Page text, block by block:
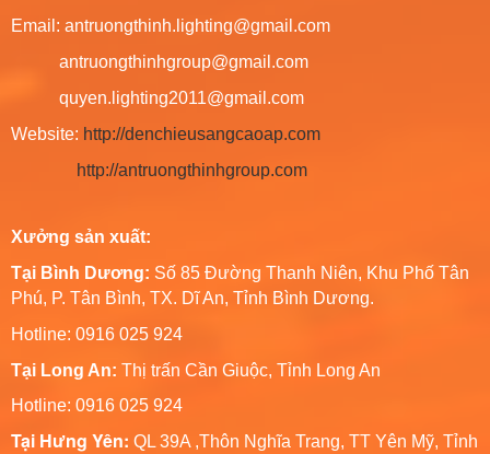
Email: antruongthinh.lighting@gmail.com
antruongthinhgroup@gmail.com
quyen.lighting2011@gmail.com
Website: http://denchieusangcaoap.com
http://antruongthinhgroup.com
Xưởng sản xuất:
Tại Bình Dương: Số 85 Đường Thanh Niên, Khu Phố Tân
Phú, P. Tân Bình, TX. Dĩ An, Tỉnh Bình Dương.
Hotline: 0916 025 924
Tại Long An: Thị trấn Cần Giuộc, Tỉnh Long An
Hotline: 0916 025 924
Tại Hưng Yên: QL 39A ,Thôn Nghĩa Trang, TT Yên Mỹ, Tỉnh